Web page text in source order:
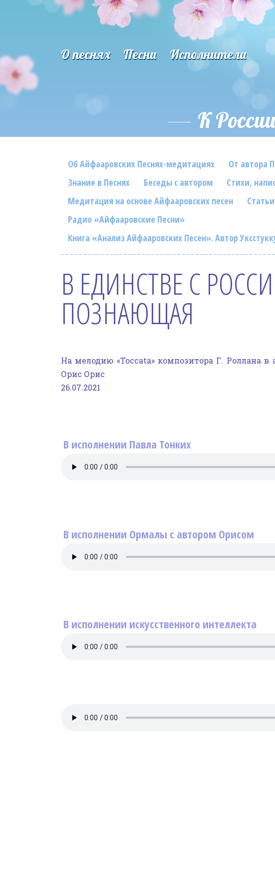
О песнях Песни Исполнители
К
Об Айфааровских Песнях-медитациях От автора
Знание в Песнях
Беседы с автором
Стихи,
Медитация на основе Айфааровских песен
Радио «Айфааровские Песни»
Книга «Анализ Айфааровских Песен». Автор
В ЕДИНСТВЕ С
ПОЗНАЮЩАЯ
На мелодию «Toccata» композитора Г. Роллана
Орис Орис
26.07.2021
В исполнении Павла Тонких
В исполнении Ормалы с автором Орисом
В исполнении искусственного интеллекта